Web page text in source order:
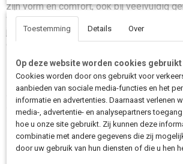
zijn vorm en comfort, ook bij veelvuldig
wisselende weersomstandigheden. Een
je huidige zadel versleten is of wanneer
comfortabel wilt zitten op je bakfiets.
Zoek je een comfortabel en betrouwbaar zadel
geschikt is voor dagelijks gebruik? Met dit San
ontspannen en stabiel door de stad.
Toestemming Details Over
Op deze website worden cookies gebruikt
Cookies worden door ons gebruikt voor
aanbieden van sociale media-functies en het
informatie en advertenties. Daarnaast verlenen
media-, advertentie- en analysepartners
hoe u onze site gebruikt. Zij kunnen deze
combinatie met andere gegevens die zij
door uw gebruik van hun diensten of die u hen